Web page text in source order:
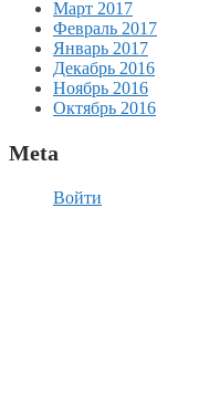
Март 2017
Февраль 2017
Январь 2017
Декабрь 2016
Ноябрь 2016
Октябрь 2016
Meta
Войти